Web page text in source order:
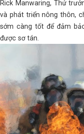
Rick Manwaring, Thứ
và phát triển nông thôn,
sớm càng tốt để đảm
được sơ tán.